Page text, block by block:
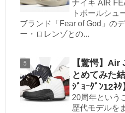
ナイキ AIR
トボールシュ
ブランド「Fear of God」の
ー・ロレンゾとの...
【驚愕】
とめてみた
ｼﾞｮｰﾀﾞﾝ12ﾈﾀ
20周年という
歴代モデルを